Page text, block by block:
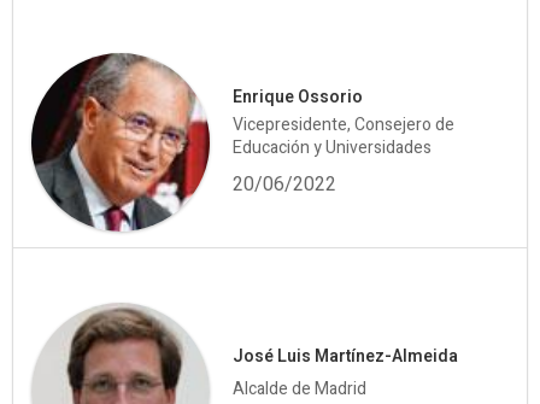
Enrique Ossorio
Vicepresidente, Consejero de
Educación y Universidades
20/06/2022
José Luis Martínez-Almeida
Alcalde de Madrid